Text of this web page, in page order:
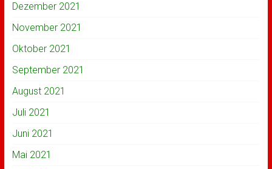
Dezember 2021
November 2021
Oktober 2021
September 2021
August 2021
Juli 2021
Juni 2021
Mai 2021